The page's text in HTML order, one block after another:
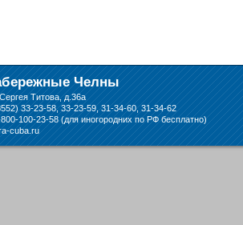
Челнах
Челны
Титова, д.36а
33-23-58, 33-23-59, 31-34-60, 31-34-62
800-100-23-58 (для иногородних по РФ бесплатно)
cuba.ru